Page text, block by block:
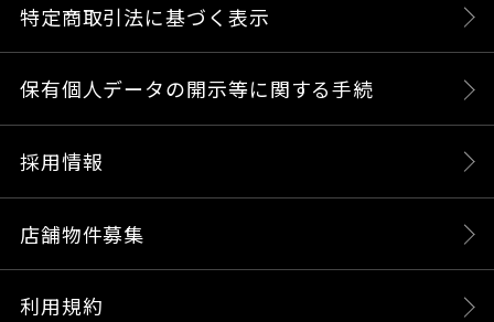
特定商取引法に基づく表示
保有個人データの開示等に関する手続
採用情報
店舗物件募集
利用規約